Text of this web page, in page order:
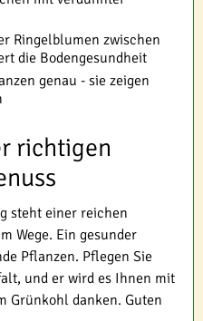
Ringelblumen zwischen
die Bodengesundheit
genau - sie zeigen
richtigen
steht einer reichen
Wege. Ein gesunder
Pflanzen. Pflegen Sie
und er wird es Ihnen mit
Grünkohl danken. Guten